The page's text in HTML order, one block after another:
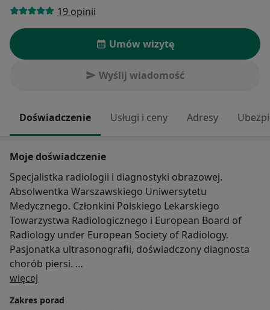
19 opinii
Umów wizytę
Wyślij wiadomość
Doświadczenie Usługi i ceny Adresy
Moje doświadczenie
Specjalistka radiologii i diagnostyki obrazowej.
Absolwentka Warszawskiego Uniwersytetu
Medycznego. Członkini Polskiego Lekarskiego
Towarzystwa Radiologicznego i European Board of
Radiology under European Society of Radiology.
Pasjonatka ultrasonografii, doświadczony diagnosta
chorób piersi.
Wykonuje badania:
- USG tarczycy
więcej
Zakres porad